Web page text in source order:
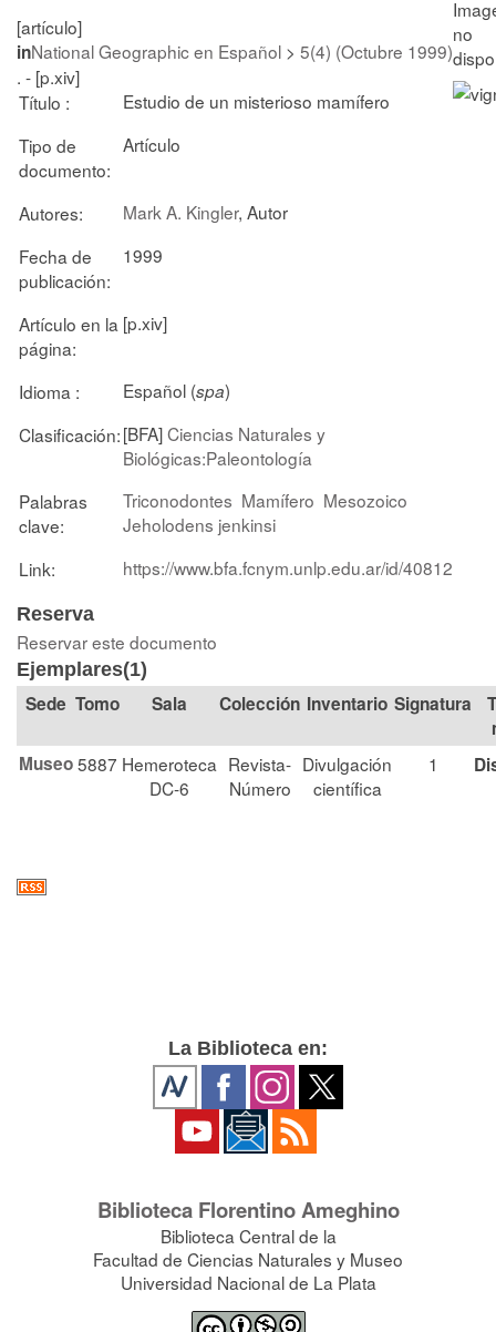
[artículo]
inNational Geographic en Español > 5(4) (Octubre 1999)
. - [p.xiv]
Título :
Estudio de un misterioso mamífero
Tipo de
documento:
Artículo
Autores: Mark A. Kingler, Autor
Fecha de
publicación:
1999
Artículo en la
página:
[p.xiv]
Idioma : Español (spa)
Clasificación:[BFA]Ciencias Naturales y
Biológicas:Paleontología
Palabras
clave:
Triconodontes Mamífero Mesozoico
Jeholodens jenkinsi
Link:
https://www.bfa.fcnym.unlp.edu.ar/id/40812
Reserva
Reservar este documento
Ejemplares(1)
Tomo Sala Colección Signatura
Museo5887 Hemeroteca
DC-6
Revista-
Número
Divulgación
científica
1
La Biblioteca en:
Biblioteca Florentino Ameghino
Biblioteca Central de la
Facultad de Ciencias Naturales y Museo
Universidad Nacional de La Plata